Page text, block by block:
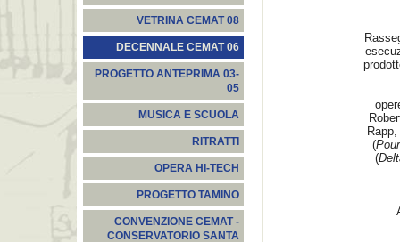
VETRINA CEMAT 08
DECENNALE CEMAT 06
PROGETTO ANTEPRIMA 03-
05
MUSICA E SCUOLA
RITRATTI
OPERA HI-TECH
PROGETTO TAMINO
CONVENZIONE CEMAT -
CONSERVATORIO SANTA
Rapp,
(
(